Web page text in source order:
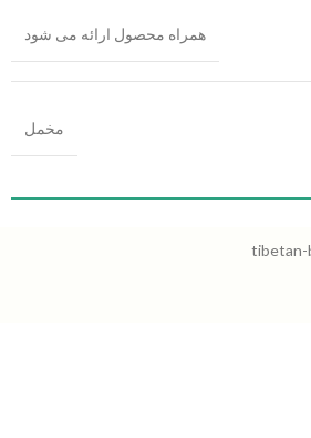
همراه محصول ارائه می شود
مخمل
tibetan-